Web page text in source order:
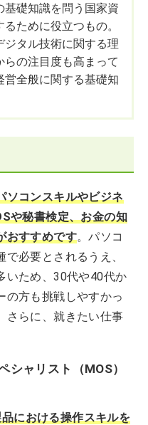
礎知識を問う国家資
ために役立つもの。
タル技術に関する理
の注目度も高まって
全般に関する基礎知
ソコンスキルやビジネ
や秘書検定、お金の知
おすすめです。パソコ
必要とされるうえ、
いため、30代や40代か
の方も挑戦しやすかっ
さらに、就きたい仕事
シャリスト（MOS）
における操作スキルを